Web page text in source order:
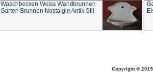
Waschbecken Weiss Wandbrunnen
Garten Brunnen Nostalgie Antik Stil
Copyright ©